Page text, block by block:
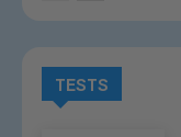
TESTS